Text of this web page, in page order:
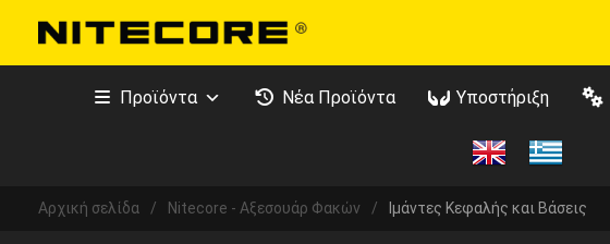
Προϊόντα Νέα Προϊόντα Υποστήριξη
Αρχική σελίδα / Nitecore - Αξεσουάρ Φακών / Ιμάντες Κεφαλής και Βάσεις